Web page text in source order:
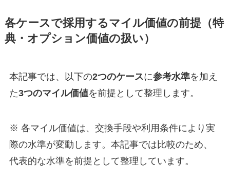
各ケースで採用するマイル価値の前提（特
典・オプション価値の扱い）
本記事では、以下の2つのケースに参考水準を加え
た3つのマイル価値を前提として整理します。
※ 各マイル価値は、交換手段や利用条件により実
際の水準が変動します。本記事では比較のため、
代表的な水準を前提として整理しています。